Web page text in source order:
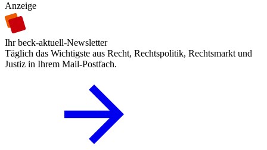
Anzeige
Ihr beck-aktuell-Newsletter
Täglich das Wichtigste aus Recht, Rechtspolitik, Rechtsmarkt und
Justiz in Ihrem Mail-Postfach.